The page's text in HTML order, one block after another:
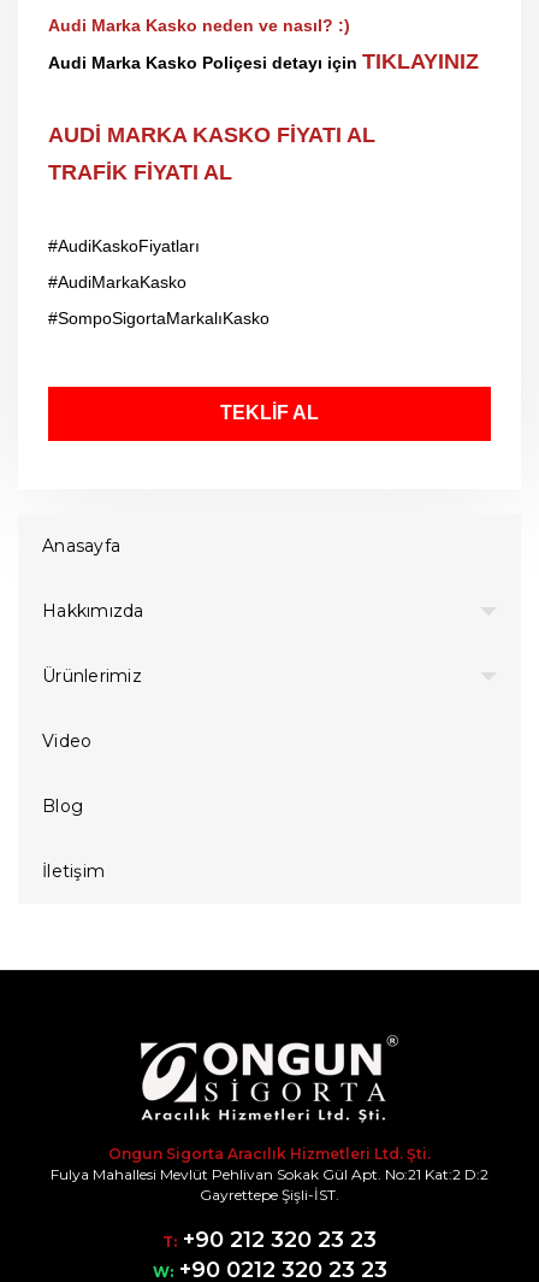
Audi Marka Kasko neden ve nasıl? :)
Audi Marka Kasko Poliçesi detayı için TIKLAYINIZ
AUDİ MARKA KASKO FİYATI AL
TRAFİK FİYATI AL
#AudiKaskoFiyatları
#AudiMarkaKasko
#SompoSigortaMarkalıKasko
TEKLİF AL
Anasayfa
Hakkımızda
Ürünlerimiz
Video
Blog
İletişim
Ongun Sigorta Aracılık Hizmetleri Ltd. Şti.
Fulya Mahallesi Mevlüt Pehlivan Sokak Gül Apt. No:21 Kat:2 D:2
Gayrettepe Şişli-İST.
T: +90 212 320 23 23
W:+90 0212 320 23 23